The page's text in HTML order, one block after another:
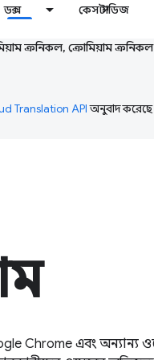
ডক্স কেস স্টাডিজ
ক্রনিকল, ক্রোমিয়াম
Translation APIঅনুবাদ
Chrome এবং অন্যান্য